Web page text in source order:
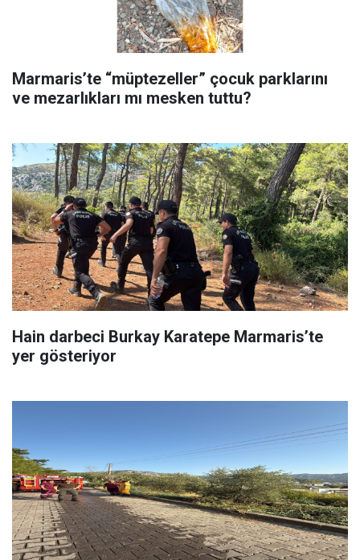
Marmaris’te “müptezeller” çocuk parklarını
ve mezarlıkları mı mesken tuttu?
Hain darbeci Burkay Karatepe Marmaris’te
yer gösteriyor